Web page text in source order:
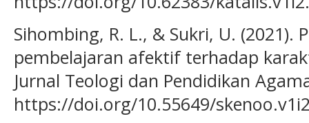
Sihombing, R. L., & Sukri, U. (2021).
pembelajaran afektif terhadap
Jurnal Teologi dan Pendidikan
https://doi.org/10.55649/